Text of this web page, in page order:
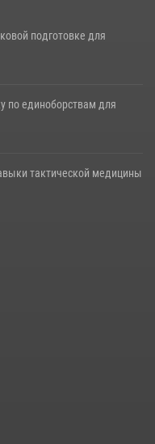
подготовке для
по единоборствам для
тактической медицины